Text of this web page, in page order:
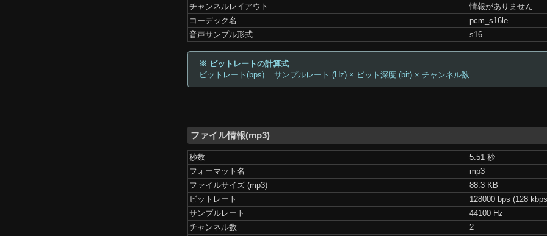
チャンネルレイアウト
情報がありません
コーデック名
pcm_s16le
音声サンプル形式
s16
※ ビットレートの計算式
ビットレート(bps) = サンプルレート (Hz) × ビット深度 (bit) × チャンネル数
ファイル情報(mp3)
秒数
5.51 秒
フォーマット名
mp3
ファイルサイズ (mp3)
88.3 KB
ビットレート
128000 bps (128
サンプルレート
44100 Hz
チャンネル数
2